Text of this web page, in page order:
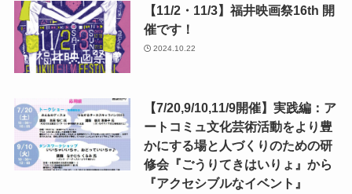
【11/2・11/3】福井映画祭16th 開
催です！
2024.10.22
【7/20,9/10,11/9開催】実践編：ア
ートコミュ文化芸術活動をより豊
かにする場と人づくりのための研
修会『ごうりてきはいりょ』から
『アクセシブルなイベント』